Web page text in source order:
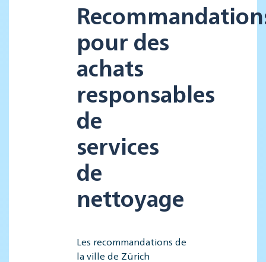
pour des
achats
responsables
de
services
de
nettoyage
Les recommandations de
la ville de Zürich